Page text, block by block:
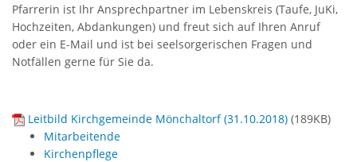
Pfarrerin ist Ihr Ansprechpartner im Lebenskreis (Taufe, JuKi,
Hochzeiten, Abdankungen) und freut sich auf Ihren Anruf
oder ein E-Mail und ist bei seelsorgerischen Fragen und
Notfällen gerne für Sie da.
Leitbild Kirchgemeinde Mönchaltorf (31.10.2018) (189KB)
Mitarbeitende
Kirchenpflege